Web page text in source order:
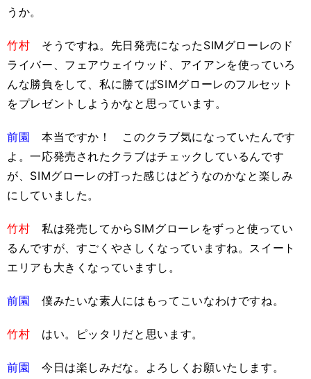
うか。
竹村 そうですね。先日発売になったSIMグローレのド
ライバー、フェアウェイウッド、アイアンを使っていろ
んな勝負をして、私に勝てばSIMグローレのフルセット
をプレゼントしようかなと思っています。
前園 本当ですか！ このクラブ気になっていたんです
よ。一応発売されたクラブはチェックしているんです
が、SIMグローレの打った感じはどうなのかなと楽しみ
にしていました。
竹村 私は発売してからSIMグローレをずっと使ってい
るんですが、すごくやさしくなっていますね。スイート
エリアも大きくなっていますし。
前園 僕みたいな素人にはもってこいなわけですね。
竹村 はい。ピッタリだと思います。
前園 今日は楽しみだな。よろしくお願いたします。